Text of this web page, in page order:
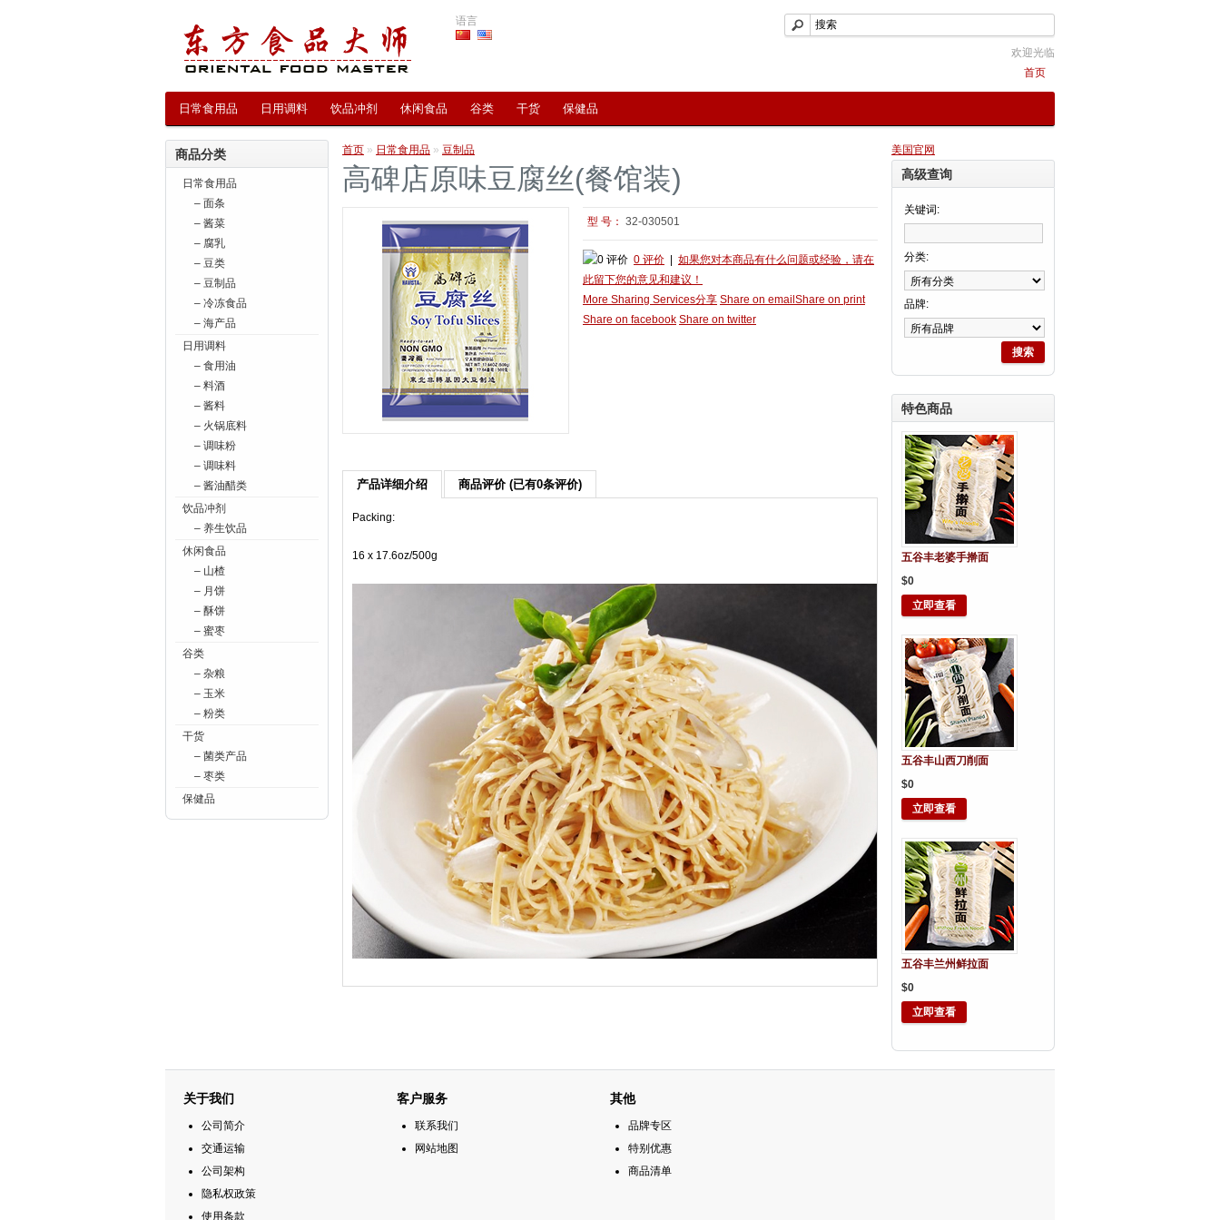
语言
欢迎光临
首页
日常食用品 日用调料 饮品冲剂 休闲食品 谷类 干货 保健品
商品分类
日常食用品
– 面条
– 酱菜
– 腐乳
– 豆类
– 豆制品
– 冷冻食品
– 海产品
日用调料
– 食用油
– 料酒
– 酱料
– 火锅底料
– 调味粉
– 调味料
– 酱油醋类
饮品冲剂
– 养生饮品
休闲食品
– 山楂
– 月饼
– 酥饼
– 蜜枣
谷类
– 杂粮
– 玉米
– 粉类
干货
– 菌类产品
– 枣类
保健品
美国官网
高级查询
关键词:
分类:
品牌:
搜索
特色商品
五谷丰老婆手擀面
$0
立即查看
五谷丰山西刀削面
$0
立即查看
五谷丰兰州鲜拉面
$0
立即查看
首页 » 日常食用品 » 豆制品
高碑店原味豆腐丝(餐馆装)
型 号： 32-030501
0 评价
如果您对本商品有什么问题或经验，请在
此留下您的意见和建议！
More Sharing Services分享 Share on email Share on print
Share on facebook Share on twitter
产品详细介绍 商品评价 (已有0条评价)
Packing:
16 x 17.6oz/500g
关于我们
公司简介
交通运输
公司架构
隐私权政策
使用条款
客户服务
联系我们
网站地图
其他
品牌专区
特别优惠
商品清单